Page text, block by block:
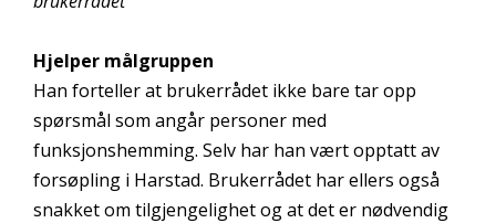
Hjelper målgruppen
Han forteller at brukerrådet ikke bare tar opp
spørsmål som angår personer med
funksjonshemming. Selv har han vært opptatt av
forsøpling i Harstad. Brukerrådet har ellers også
snakket om tilgjengelighet og at det er nødvendig